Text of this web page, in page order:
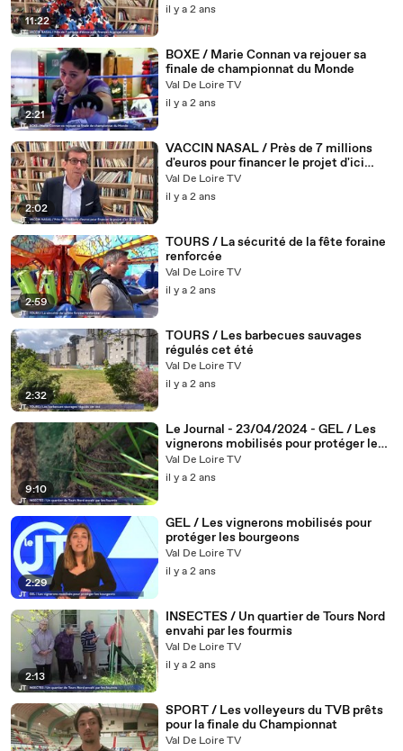
11:22
il y a 2 ans
2:21
BOXE / Marie Connan va rejouer sa
finale de championnat du Monde
Val De Loire TV
il y a 2 ans
2:02
VACCIN NASAL / Près de 7 millions
d'euros pour financer le projet d'ici
2026
Val De Loire TV
il y a 2 ans
2:59
TOURS / La sécurité de la fête foraine
renforcée
Val De Loire TV
il y a 2 ans
2:32
TOURS / Les barbecues sauvages
régulés cet été
Val De Loire TV
il y a 2 ans
9:10
Le Journal - 23/04/2024 - GEL / Les
vignerons mobilisés pour protéger les
bourgeons
Val De Loire TV
il y a 2 ans
2:29
GEL / Les vignerons mobilisés pour
protéger les bourgeons
Val De Loire TV
il y a 2 ans
2:13
INSECTES / Un quartier de Tours Nord
envahi par les fourmis
Val De Loire TV
il y a 2 ans
SPORT / Les volleyeurs du TVB prêts
pour la finale du Championnat
Val De Loire TV